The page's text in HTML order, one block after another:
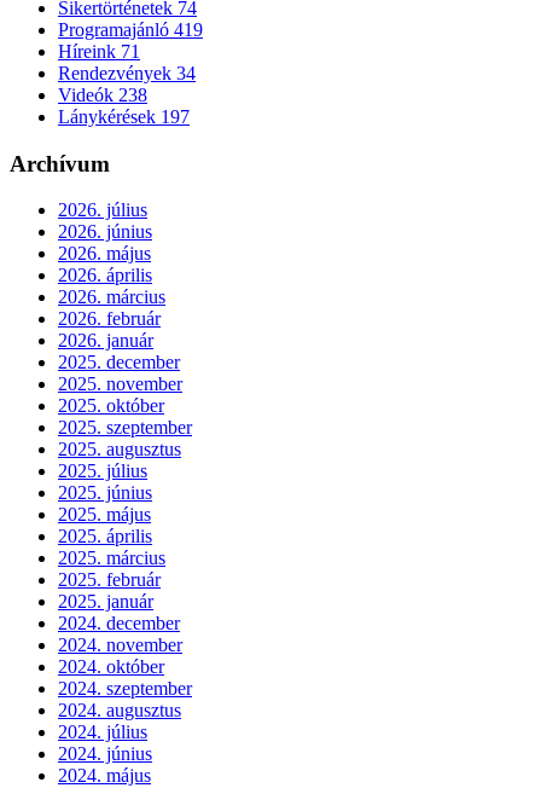
Sikertörténetek 74
Programajánló 419
Híreink 71
Rendezvények 34
Videók 238
Lánykérések 197
Archívum
2026. július
2026. június
2026. május
2026. április
2026. március
2026. február
2026. január
2025. december
2025. november
2025. október
2025. szeptember
2025. augusztus
2025. július
2025. június
2025. május
2025. április
2025. március
2025. február
2025. január
2024. december
2024. november
2024. október
2024. szeptember
2024. augusztus
2024. július
2024. június
2024. május